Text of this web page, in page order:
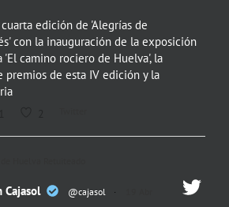
edición de 'Alegrías de
con la inauguración de la exposición
'El camino rociero de Huelva', la
premios de esta IV edición y la
Cajasol @cajasol ·